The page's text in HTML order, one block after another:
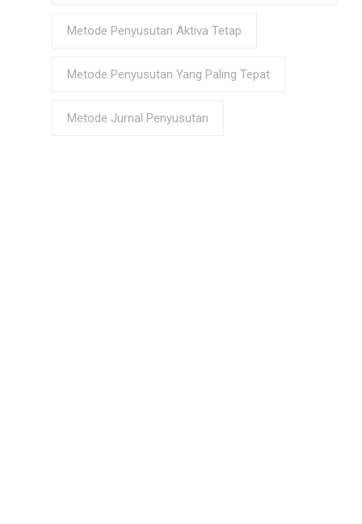
Metode Penyusutan Aktiva Tetap
Metode Penyusutan Yang Paling Tepat
Metode Jurnal Penyusutan